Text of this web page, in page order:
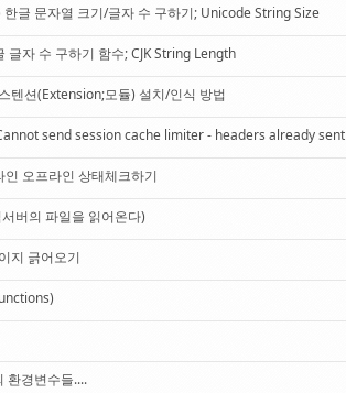
한글 문자열 크기/글자 수 구하기; Unicode String Size
글자 수 구하기 함수; CJK String Length
텐션(Extension;모듈) 설치/인식 방법
send session cache limiter - headers already sent
오프라인 상태체크하기
버의 파일을 읽어온다)
지 긁어오기
환경변수들....